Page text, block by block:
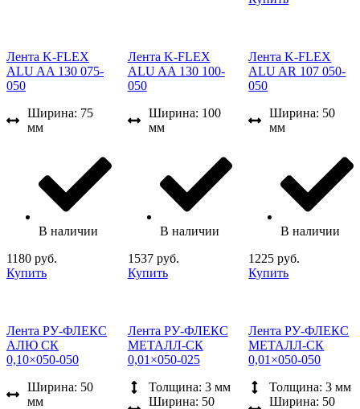
Лента K-FLEX
ALU AA 130 075-
050
Ширина: 75
мм
В наличии
1180 руб.
Купить
Лента K-FLEX
ALU AA 130 100-
050
Ширина: 100
мм
В наличии
1537 руб.
Купить
Лента K-FLEX
ALU AR 107 050-
050
Ширина: 50
мм
В наличии
1225 руб.
Купить
Лента РУ-ФЛЕКС
АЛЮ СК
0,10×050-050
Ширина: 50
мм
Лента РУ-ФЛЕКС
МЕТАЛЛ-СК
0,01×050-025
Толщина: 3 мм
Ширина: 50
Лента РУ-ФЛЕКС
МЕТАЛЛ-СК
0,01×050-050
Толщина: 3 мм
Ширина: 50